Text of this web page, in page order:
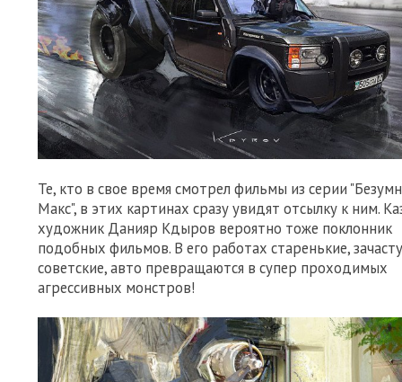
Те, кто в свое время смотрел фильмы из серии
Макс", в этих картинах сразу увидят отсылку к ним.
художник Данияр Кдыров вероятно тоже поклонник
подобных фильмов. В его работах старенькие,
советские, авто превращаются в супер проходимых
агрессивных монстров!